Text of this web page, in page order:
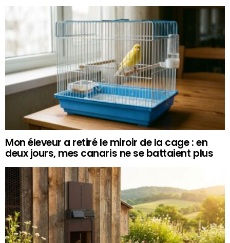
Mon éleveur a retiré le miroir de la cage : en
deux jours, mes canaris ne se battaient plus